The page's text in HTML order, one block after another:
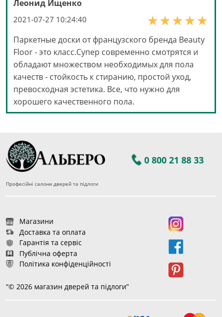
Леонид Ищенко
2021-07-27 10:24:40
Паркетные доски от французского бренда Beauty
Floor - это класс.Супер современно смотрятся и
обладают множеством необходимых для пола
качеств - стойкость к стиранию, простой уход,
превосходная эстетика. Все, что нужно для
хорошего качественного пола.
0 800 21 88 33
Професійні салони дверей та підлоги
Магазини
Доставка та оплата
Гарантія та сервіс
Публічна оферта
Політика конфіденційності
“© 2026 магазин дверей та підлоги”